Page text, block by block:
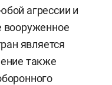
агрессии и
вооруженное
является
также